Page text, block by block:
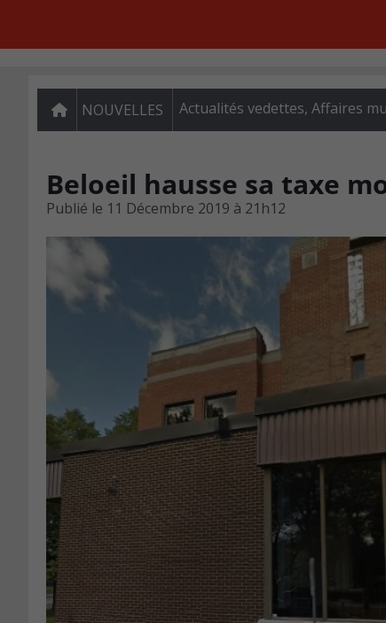
NOUVELLES Actualités vedettes, Affaires
Beloeil hausse sa taxe
Publié le 11 Décembre 2019 à 21h12